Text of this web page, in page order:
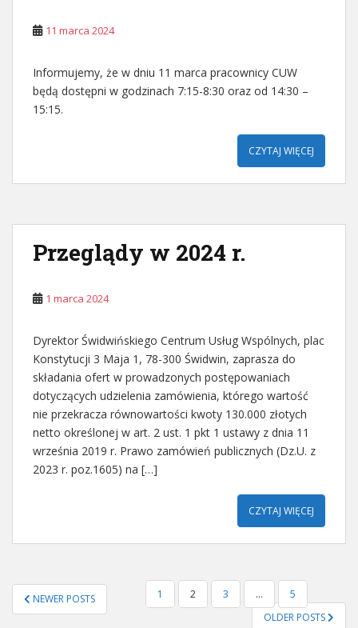
11 marca 2024
Informujemy, że w dniu 11 marca pracownicy CUW
będą dostępni w godzinach 7:15-8:30 oraz od 14:30 –
15:15.
CZYTAJ WIĘCEJ
Przeglądy w 2024 r.
1 marca 2024
Dyrektor Świdwińskiego Centrum Usług Wspólnych, plac
Konstytucji 3 Maja 1, 78-300 Świdwin, zaprasza do
składania ofert w prowadzonych postępowaniach
dotyczących udzielenia zamówienia, którego wartość
nie przekracza równowartości kwoty 130.000 złotych
netto określonej w art. 2 ust. 1 pkt 1 ustawy z dnia 11
września 2019 r. Prawo zamówień publicznych (Dz.U. z
2023 r. poz.1605) na […]
CZYTAJ WIĘCEJ
STRONICOWANIE
WPISÓW
NEWER POSTS 1 2 3 …
5
OLDER POSTS